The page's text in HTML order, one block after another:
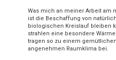
Was mich an meiner Arbeit am
ist die Beschaffung von
biologischen Kreislauf bleiben
strahlen eine besondere
tragen so zu einem
angenehmen Raumklima bei.